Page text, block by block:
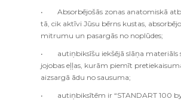
•
Absorbējošās zonas anatomiskā
tā, cik aktīvi Jūsu bērns kustas,
mitrumu un pasargās no noplūdes;
• autiņbiksīšu iekšējā slāņa
jojobas eļļas, kurām piemīt
aizsargā ādu no sausuma;
• autiņbiksītēm ir “STANDART 100